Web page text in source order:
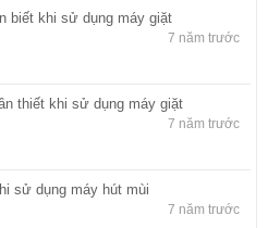
biết khi sử dụng máy giặt
7 năm trước
thiết khi sử dụng máy giặt
7 năm trước
sử dụng máy hút mùi
7 năm trước